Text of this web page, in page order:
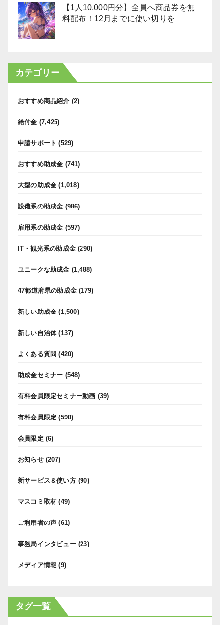
【1人10,000円分】全員へ商品券を無
料配布！12月までに使い切りを
カテゴリー
おすすめ商品紹介 (2)
給付金 (7,425)
申請サポート (529)
おすすめ助成金 (741)
大型の助成金 (1,018)
設備系の助成金 (986)
雇用系の助成金 (597)
IT・観光系の助成金 (290)
ユニークな助成金 (1,488)
47都道府県の助成金 (179)
新しい助成金 (1,500)
新しい自治体(137)
よくある質問 (420)
助成金セミナー (548)
有料会員限定セミナー動画 (39)
有料会員限定 (598)
会員限定 (6)
お知らせ(207)
新サービス＆使い方(90)
マスコミ取材 (49)
ご利用者の声 (61)
事務局インタビュー(23)
メディア情報 (9)
タグ一覧